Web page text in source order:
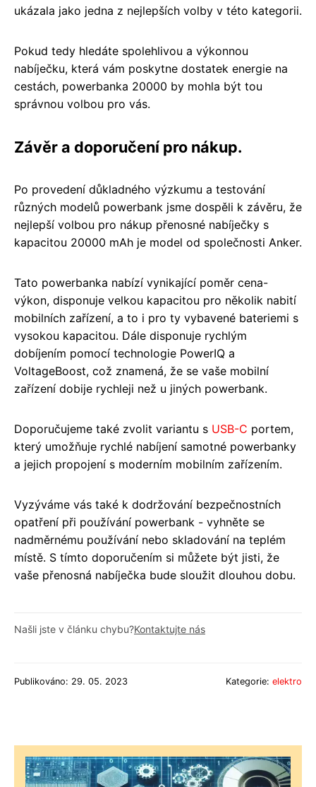
ukázala jako jedna z nejlepších volby v této kategorii.
Pokud tedy hledáte spolehlivou a výkonnou
nabíječku, která vám poskytne dostatek energie na
cestách, powerbanka 20000 by mohla být tou
správnou volbou pro vás.
Závěr a doporučení pro nákup.
Po provedení důkladného výzkumu a testování
různých modelů powerbank jsme dospěli k závěru, že
nejlepší volbou pro nákup přenosné nabíječky s
kapacitou 20000 mAh je model od společnosti Anker.
Tato powerbanka nabízí vynikající poměr cena-
výkon, disponuje velkou kapacitou pro několik nabití
mobilních zařízení, a to i pro ty vybavené bateriemi s
vysokou kapacitou. Dále disponuje rychlým
dobíjením pomocí technologie PowerIQ a
VoltageBoost, což znamená, že se vaše mobilní
zařízení dobije rychleji než u jiných powerbank.
Doporučujeme také zvolit variantu s USB-C portem,
který umožňuje rychlé nabíjení samotné powerbanky
a jejich propojení s moderním mobilním zařízením.
Vyzýváme vás také k dodržování bezpečnostních
opatření při používání powerbank - vyhněte se
nadměrnému používání nebo skladování na teplém
místě. S tímto doporučením si můžete být jisti, že
vaše přenosná nabíječka bude sloužit dlouhou dobu.
Našli jste v článku chybu?Kontaktujte nás
Publikováno: 29. 05. 2023 Kategorie: elektro